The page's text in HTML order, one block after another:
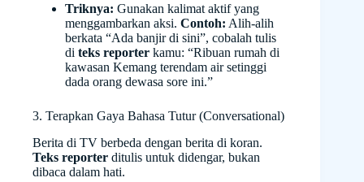
Triknya: Gunakan kalimat aktif yang
menggambarkan aksi. Contoh: Alih-alih
berkata “Ada banjir di sini”, cobalah tulis
di teks reporter kamu: “Ribuan rumah di
kawasan Kemang terendam air setinggi
dada orang dewasa sore ini.”
3. Terapkan Gaya Bahasa Tutur (Conversational)
Berita di TV berbeda dengan berita di koran.
Teks reporter ditulis untuk didengar, bukan
dibaca dalam hati.